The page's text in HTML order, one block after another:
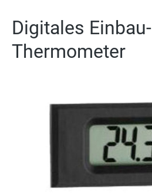
Digitales Einbau-
Thermometer
Bildergalerie überspringen